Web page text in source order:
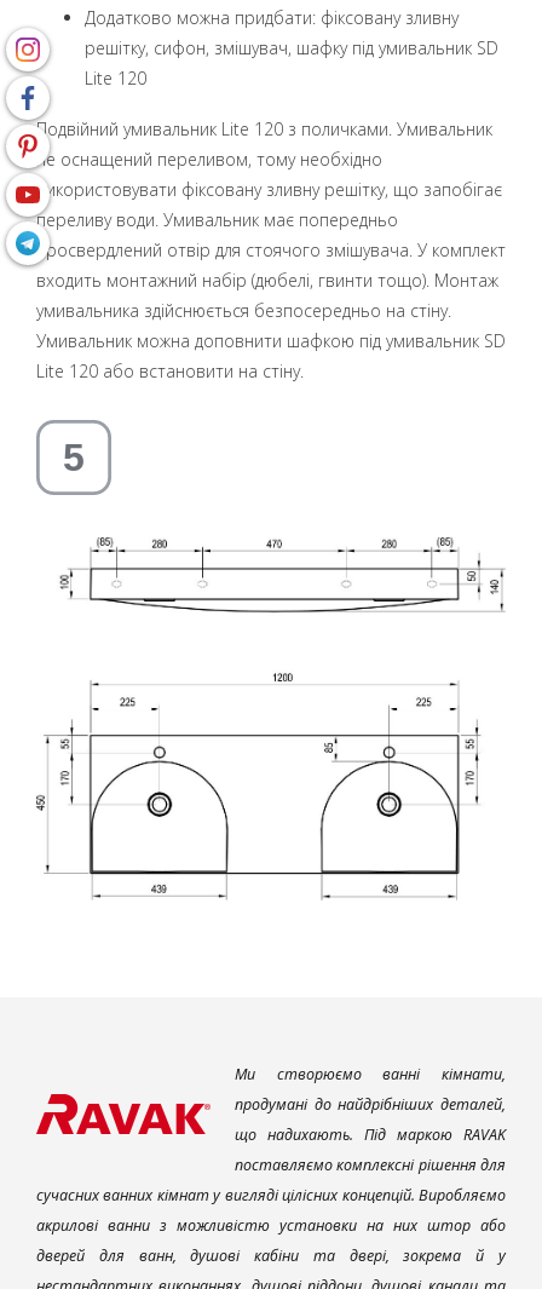
Додатково можна придбати: фіксовану зливну
решітку, сифон, змішувач, шафку під умивальник SD
Lite 120
Подвійний умивальник Lite 120 з поличками. Умивальник
не оснащений переливом, тому необхідно
використовувати фіксовану зливну решітку, що запобігає
переливу води. Умивальник має попередньо
просвердлений отвір для стоячого змішувача. У комплект
входить монтажний набір (дюбелі, гвинти тощо). Монтаж
умивальника здійснюється безпосередньо на стіну.
Умивальник можна доповнити шафкою під умивальник SD
Lite 120 або встановити на стіну.
Ми створюємо ванні кімнати,
продумані до найдрібніших деталей,
що надихають. Під маркою RAVAK
поставляємо комплексні рішення для
сучасних ванних кімнат у вигляді цілісних концепцій. Виробляємо
акрилові ванни з можливістю установки на них штор або
дверей для ванн, душові кабіни та двері, зокрема й у